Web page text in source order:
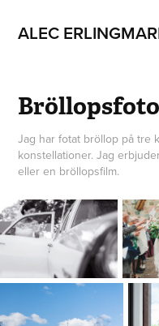
ALEC
Bröllopsfoto
Jag har fotat bröllop på tre
konstellationer. Jag
eller en bröllopsfilm.